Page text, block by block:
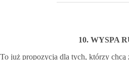
10. WYSPA
To już propozycja dla tych, którzy chcą